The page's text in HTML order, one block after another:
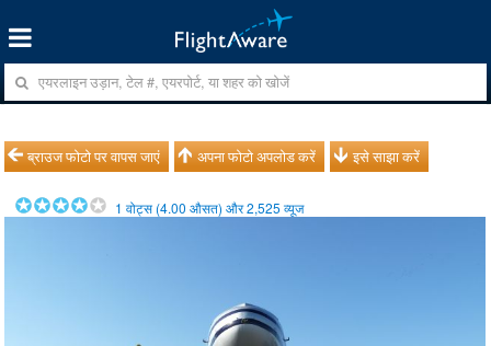
ब्राउज फोटो पर वापस जाएं अपना फोटो अपलोड करें इसे साझा करें
1 वोट्स (4.00 औसत) और2,525 व्यूज